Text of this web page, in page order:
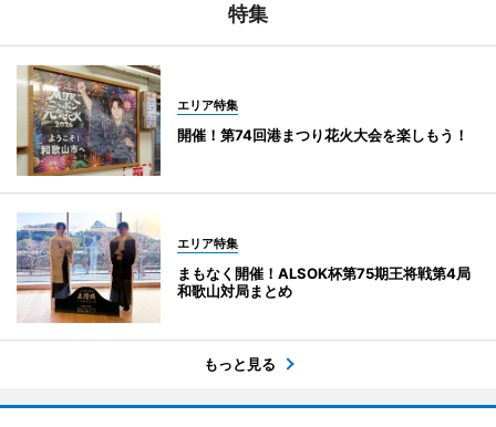
特集
エリア特集
開催！第74回港まつり花火大会を楽しもう！
エリア特集
まもなく開催！ALSOK杯第75期王将戦第4局
和歌山対局まとめ
もっと見る